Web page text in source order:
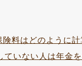
料はどのように計
いない人は年金